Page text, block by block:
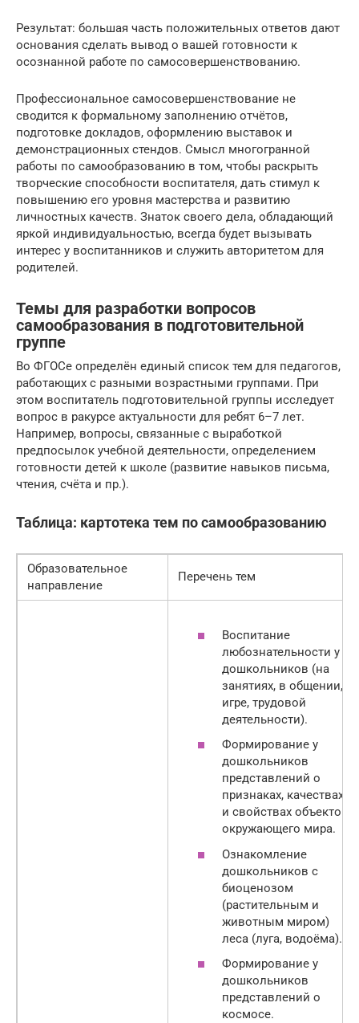
Результат: большая часть положительных ответов дают
основания сделать вывод о вашей готовности к
осознанной работе по самосовершенствованию.
Профессиональное самосовершенствование не
сводится к формальному заполнению отчётов,
подготовке докладов, оформлению выставок и
демонстрационных стендов. Смысл многогранной
работы по самообразованию в том, чтобы раскрыть
творческие способности воспитателя, дать стимул к
повышению его уровня мастерства и развитию
личностных качеств. Знаток своего дела, обладающий
яркой индивидуальностью, всегда будет вызывать
интерес у воспитанников и служить авторитетом для
родителей.
Темы для разработки вопросов
самообразования в подготовительной
группе
Во ФГОСе определён единый список тем для педагогов,
работающих с разными возрастными группами. При
этом воспитатель подготовительной группы исследует
вопрос в ракурсе актуальности для ребят 6–7 лет.
Например, вопросы, связанные с выработкой
предпосылок учебной деятельности, определением
готовности детей к школе (развитие навыков письма,
чтения, счёта и пр.).
Таблица: картотека тем по самообразованию
Образовательное
направление
Перечень тем
Воспитание
любознательности у
дошкольников (на
занятиях, в общении,
игре, трудовой
деятельности).
Формирование у
дошкольников
представлений о
признаках, качествах
и свойствах объектов
окружающего мира.
Ознакомление
дошкольников с
биоценозом
(растительным и
животным миром)
леса (луга, водоёма).
Формирование у
дошкольников
представлений о
космосе.